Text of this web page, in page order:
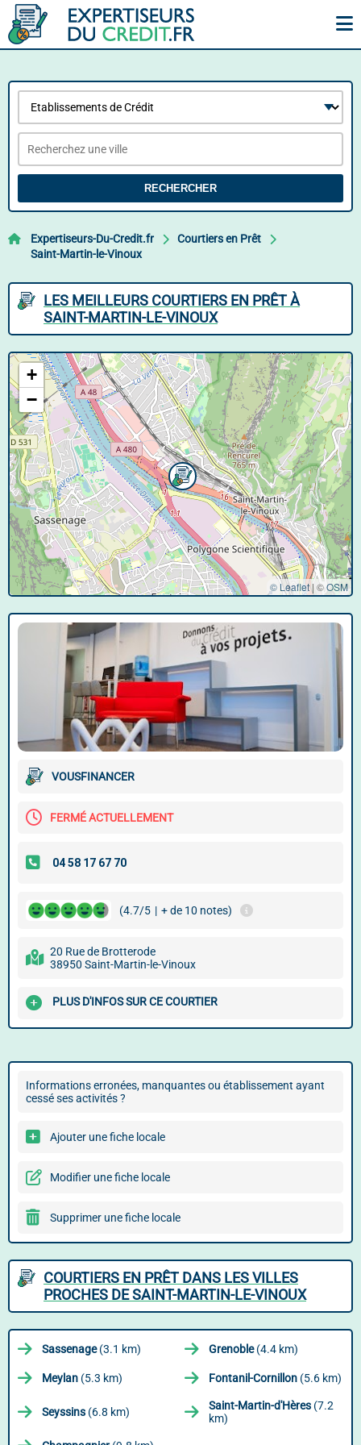
RECHERCHER
Expertiseurs-Du-Credit.fr
Courtiers en Prêt
Saint-Martin-le-Vinoux
LES MEILLEURS COURTIERS EN PRÊT À
SAINT-MARTIN-LE-VINOUX
+
−
© Leaflet | ©OSM
VOUSFINANCER
FERMÉ ACTUELLEMENT
(4.7/5 | + de 10 notes)
20 Rue de Brotterode
38950 Saint-Martin-le-Vinoux
PLUS D'INFOS SUR CE COURTIER
Informations erronées, manquantes ou établissement ayant
cessé ses activités ?
Ajouter une fiche locale
Modifier une fiche locale
Supprimer une fiche locale
COURTIERS EN PRÊT DANS LES VILLES
PROCHES DE SAINT-MARTIN-LE-VINOUX
Sassenage(3.1 km) Grenoble(4.4 km)
Meylan (5.3 km) Fontanil-Cornillon (5.6 km)
Seyssins (6.8 km) Saint-Martin-d'Hères (7.2
km)